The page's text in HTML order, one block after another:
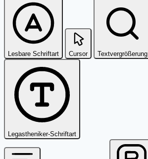
Lesbare Schriftart Cursor Textvergrößerung
Legastheniker-Schriftart